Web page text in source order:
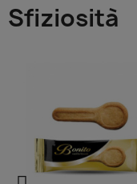
Sfiziosità